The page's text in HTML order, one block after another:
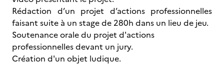
Rédaction d’un projet d’actions professionnelles
faisant suite à un stage de 280h dans un lieu de jeu.
Soutenance orale du projet d'actions
professionnelles devant un jury.
Création d'un objet ludique.